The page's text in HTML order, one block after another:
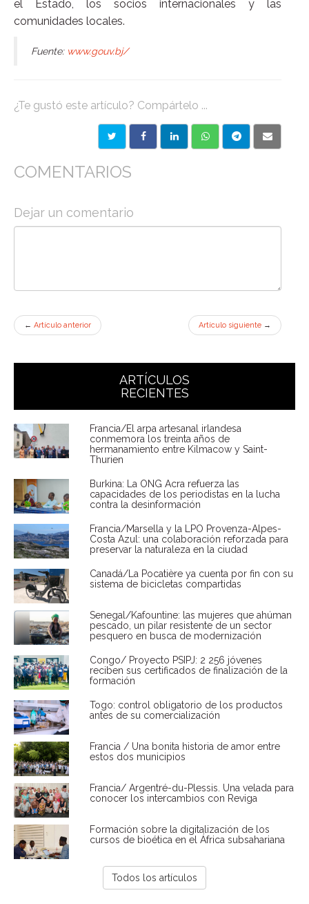
el Estado, los socios internacionales y las
comunidades locales.
Fuente: www.gouv.bj/
¿Te gustó este artículo? Compártelo ...
COMENTARIOS
Dejar un comentario
← Artículo anterior Artículo siguiente →
ARTÍCULOS
RECIENTES
Francia/El arpa artesanal irlandesa
conmemora los treinta años de
hermanamiento entre Kilmacow y Saint-
Thurien
Burkina: La ONG Acra refuerza las
capacidades de los periodistas en la lucha
contra la desinformación
Francia/Marsella y la LPO Provenza-Alpes-
Costa Azul: una colaboración reforzada para
preservar la naturaleza en la ciudad
Canadá/La Pocatière ya cuenta por fin con su
sistema de bicicletas compartidas
Senegal/Kafountine: las mujeres que ahúman
pescado, un pilar resistente de un sector
pesquero en busca de modernización
Congo/ Proyecto PSIPJ: 2 256 jóvenes
reciben sus certificados de finalización de la
formación
Togo: control obligatorio de los productos
antes de su comercialización
Francia / Una bonita historia de amor entre
estos dos municipios
Francia/ Argentré-du-Plessis. Una velada para
conocer los intercambios con Reviga
Formación sobre la digitalización de los
cursos de bioética en el África subsahariana
Todos los artículos